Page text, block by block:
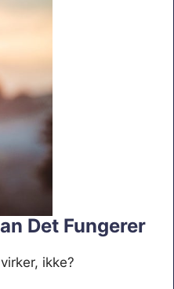
Det Fungerer
ikke?